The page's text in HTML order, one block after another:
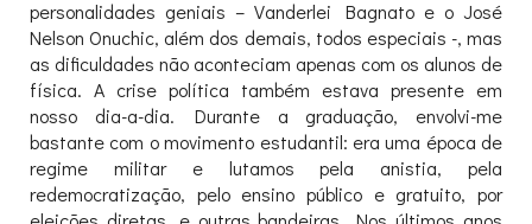
personalidades geniais – Vanderlei Bagnato e o José
Nelson Onuchic, além dos demais, todos especiais -, mas
as dificuldades não aconteciam apenas com os alunos de
física. A crise política também estava presente em
nosso dia-a-dia. Durante a graduação, envolvi-me
bastante com o movimento estudantil: era uma época de
regime militar e lutamos pela anistia, pela
redemocratização, pelo ensino público e gratuito, por